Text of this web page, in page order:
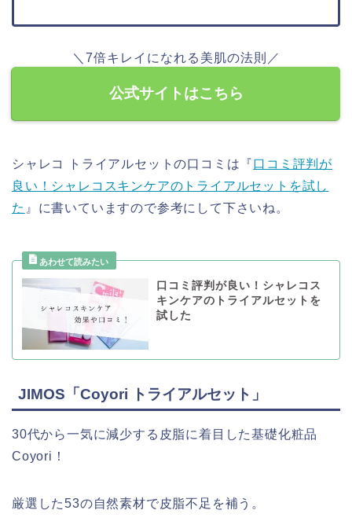
＼7倍キレイになれる美肌の法則／
公式サイトはこちら
シャレコ トライアルセットの口コミは『口コミ評判が
良い！シャレコスキンケアのトライアルセットを試し
た 』に書いていますので参考にして下さいね。
口コミ評判が良い！シャレコス
キンケアのトライアルセットを
試した
JIMOS「Coyori トライアルセット」
30代から一気に減少する皮脂に着目した基礎化粧品
Coyori！
厳選した53の自然素材で皮脂不足を補う。